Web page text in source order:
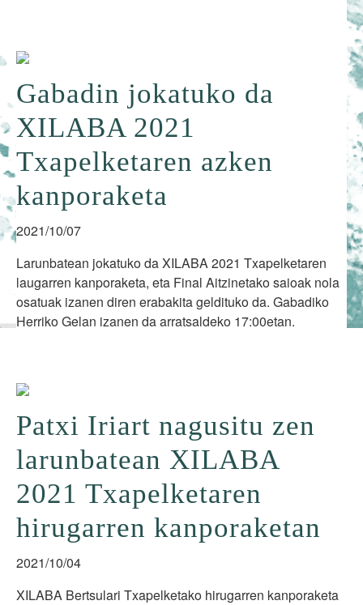
Gabadin jokatuko da
XILABA 2021
Txapelketaren azken
kanporaketa
2021/10/07
Larunbatean jokatuko da XILABA 2021 Txapelketaren
laugarren kanporaketa, eta Final Aitzinetako saioak nola
osatuak izanen diren erabakita geldituko da. Gabadiko
Herriko Gelan izanen da arratsaldeko 17:00etan.
Patxi Iriart nagusitu zen
larunbatean XILABA
2021 Txapelketaren
hirugarren kanporaketan
2021/10/04
XILABA Bertsulari Txapelketako hirugarren kanporaketa